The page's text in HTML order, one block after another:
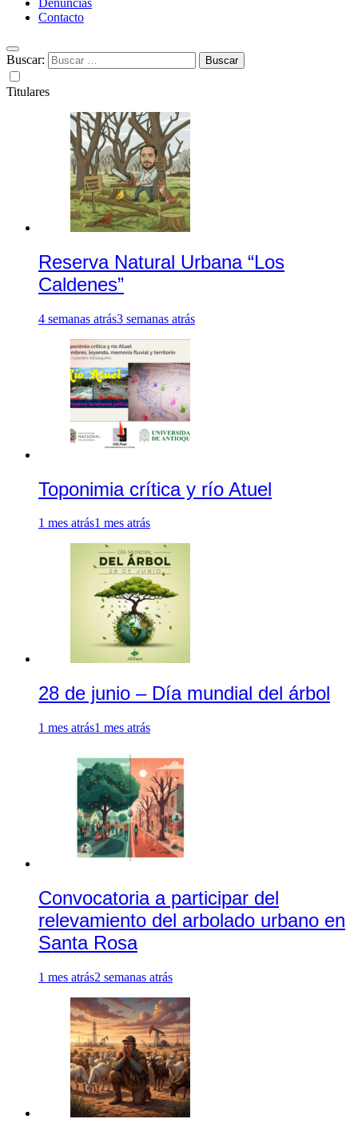
Contacto
Buscar:
Titulares
Reserva Natural Urbana “Los
Caldenes”
4 semanas atrás3 semanas atrás
Toponimia crítica y río Atuel
1 mes atrás1 mes atrás
28 de junio – Día mundial del árbol
1 mes atrás1 mes atrás
Convocatoria a participar del
relevamiento del arbolado urbano en
Santa Rosa
1 mes atrás2 semanas atrás